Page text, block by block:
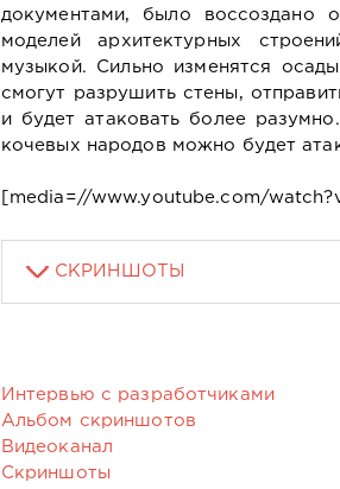
документами, было воссоздано
моделей архитектурных
музыкой. Сильно изменятся
смогут разрушить стены,
и будет атаковать более
кочевых народов можно будет
[media=//www.youtube.com/
СКРИНШОТЫ
Интервью с разработчиками
Альбом скриншотов
Видеоканал
Скриншоты